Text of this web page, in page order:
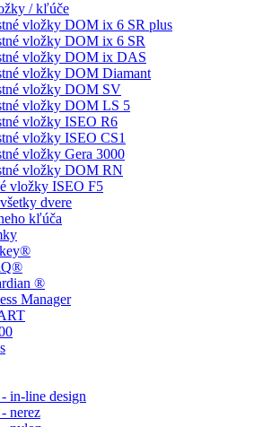
/ kľúče
vložky DOM ix 6 SR plus
vložky DOM ix 6 SR
vložky DOM ix DAS
vložky DOM Diamant
vložky DOM SV
vložky DOM LS 5
vložky ISEO R6
vložky ISEO CS1
vložky Gera 3000
vložky DOM RN
vložky ISEO F5
dvere
kľúča
®
Manager
in-line design
nerez